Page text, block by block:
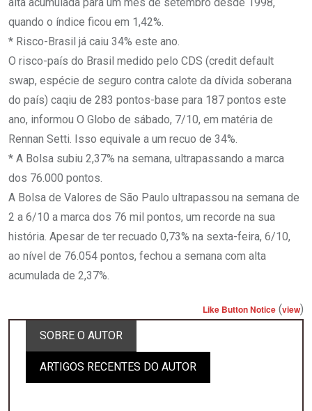
quando o índice ficou em 1,42%.
* Risco-Brasil já caiu 34% este ano.
O risco-país do Brasil medido pelo CDS (credit default
swap, espécie de seguro contra calote da dívida soberana
do país) caqiu de 283 pontos-base para 187 pontos este
ano, informou O Globo de sábado, 7/10, em matéria de
Rennan Setti. Isso equivale a um recuo de 34%.
* A Bolsa subiu 2,37% na semana, ultrapassando a marca
dos 76.000 pontos.
A Bolsa de Valores de São Paulo ultrapassou na semana de
2 a 6/10 a marca dos 76 mil pontos, um recorde na sua
história. Apesar de ter recuado 0,73% na sexta-feira, 6/10,
ao nível de 76.054 pontos, fechou a semana com alta
acumulada de 2,37%.
Like Button Notice (view)
SOBRE O AUTOR
ARTIGOS RECENTES DO AUTOR